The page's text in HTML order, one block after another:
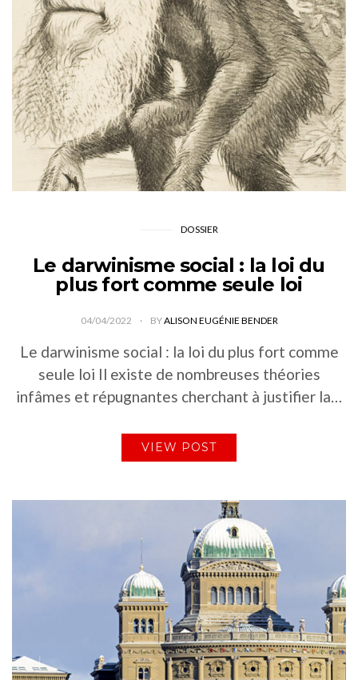
DOSSIER
Le darwinisme social : la loi du
plus fort comme seule loi
04/04/2022 BYALISON EUGÉNIE BENDER
Le darwinisme social : la loi du plus fort comme
seule loi Il existe de nombreuses théories
infâmes et répugnantes cherchant à justifier la…
VIEW POST